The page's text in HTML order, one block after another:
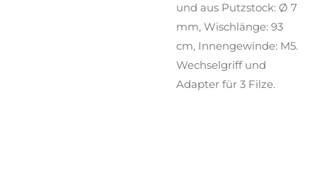
und aus Putzstock: Ø 7
mm, Wischlänge: 93
cm, Innengewinde: M5.
Wechselgriff und
Adapter für 3 Filze.